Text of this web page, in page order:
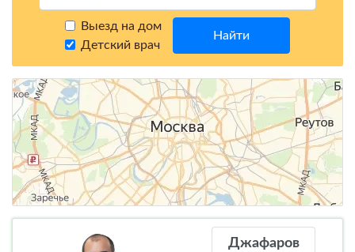
Выезд на дом
Детский врач
Найти
Джафаров